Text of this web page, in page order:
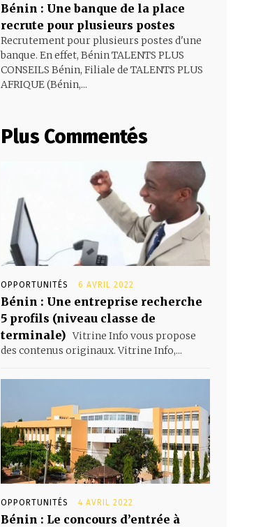
Bénin : Une banque de la place
recrute pour plusieurs postes
Recrutement pour plusieurs postes d'une
banque. En effet, Bénin TALENTS PLUS
CONSEILS Bénin, Filiale de TALENTS PLUS
AFRIQUE (Bénin,...
Plus Commentés
OPPORTUNITÉS 6 AVRIL 2022
Bénin : Une entreprise recherche
5 profils (niveau classe de
terminale) Vitrine Info vous propose
des contenus originaux. Vitrine Info,...
OPPORTUNITÉS 4 AVRIL 2022
Bénin : Le concours d’entrée à